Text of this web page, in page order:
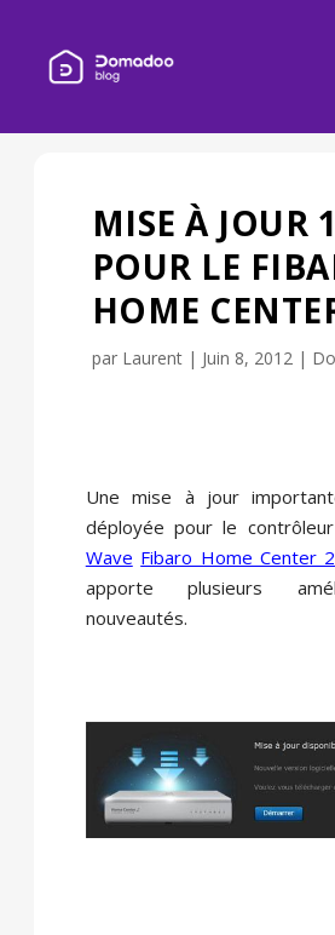
MISE À JOUR
POUR LE
HOME
par Laurent| Juin 8, 2012|
Une mise à jour
déployée pour le
Wave Fibaro Home Center 2
apporte plusieurs
nouveautés.